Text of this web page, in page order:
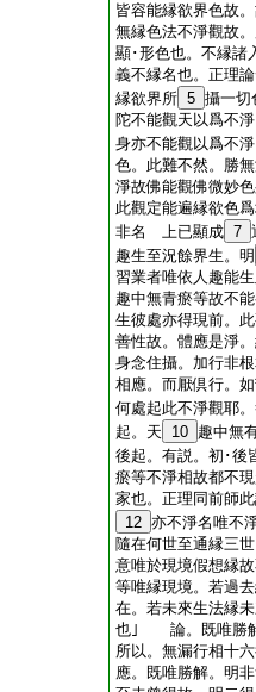
皆容能縁欲界色故
無縁色法不淨觀故
顯･形色也。不縁諸
義不縁名也。正理
縁欲界所 5 攝一切
陀不能觀天以爲不
身亦不能觀以爲不
色。此難不然。勝
淨故佛能觀佛微妙
此觀定能遍縁欲色
非名 上已顯成 7
趣生至況餘界生。明
習業者唯依人趣能
趣中無青瘀等故不
生彼處亦得現前。
善性故。體應是淨
身念住攝。加行非
相應。而厭倶行。
何處起此不淨觀耶
起。天
10 趣中無
後起。有説。初･後
瘀等不淨相故都不
家也。正理同前
12 亦不淨名唯
隨在何世至通縁三
意唯於現境假想縁
等唯縁現境。若過
在。若未來生法縁
也｣ 論。既唯勝解
所以。無漏行相十
應。既唯勝解。